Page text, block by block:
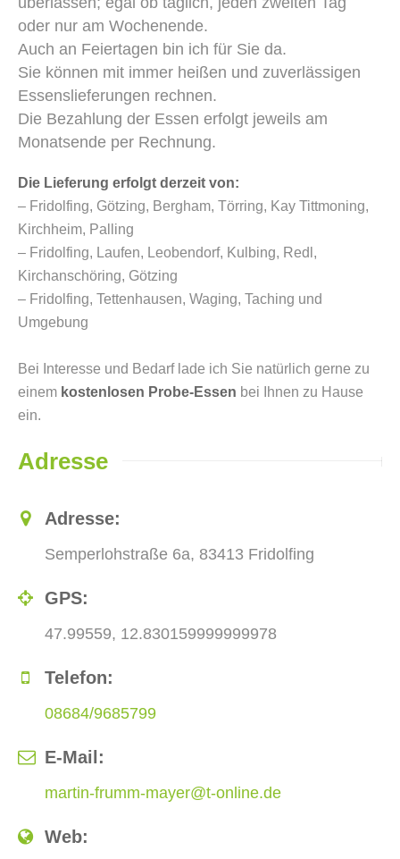
oder nur am Wochenende.
Auch an Feiertagen bin ich für Sie da.
Sie können mit immer heißen und zuverlässigen
Essenslieferungen rechnen.
Die Bezahlung der Essen erfolgt jeweils am
Monatsende per Rechnung.
Die Lieferung erfolgt derzeit von:
– Fridolfing, Götzing, Bergham, Törring, Kay Tittmoning,
Kirchheim, Palling
– Fridolfing, Laufen, Leobendorf, Kulbing, Redl,
Kirchanschöring, Götzing
– Fridolfing, Tettenhausen, Waging, Taching und
Umgebung
Bei Interesse und Bedarf lade ich Sie natürlich gerne zu
einem kostenlosen Probe-Essen bei Ihnen zu Hause
ein.
Adresse
Adresse:
Semperlohstraße 6a, 83413 Fridolfing
GPS:
47.99559, 12.830159999999978
Telefon:
08684/9685799
E-Mail:
martin-frumm-mayer@t-online.de
Web: